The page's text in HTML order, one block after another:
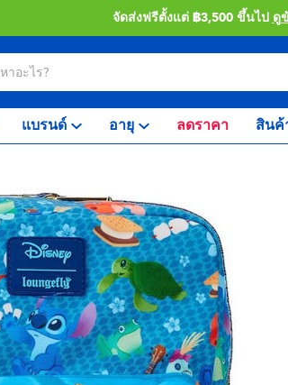
จัดส่งฟรีตั้งแต่ ฿3,500 ขึ้นไป ดู
แบรนด์ อายุ ลดราคา สินค้